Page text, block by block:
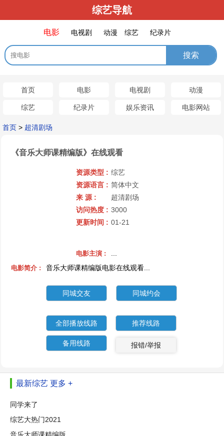
综艺导航
电影 电视剧 动漫 综艺 纪录片
首页 电影 电视剧 动漫
综艺 纪录片 娱乐资讯 电影网站
首页 > 超清剧场
《音乐大师课精编版》在线观看
资源类型 : 综艺
资源语言 : 简体中文
来 源 :
超清剧场
访问热度 : 3000
更新时间 : 01-21
电影主演 :
电影简介 : 音乐大师课精编版电影在线观看...
全部播放线路 推荐线路
同城交友 同城约会
备用线路 报错/举报
最新综艺 更多 +
同学来了
综艺大热门2021